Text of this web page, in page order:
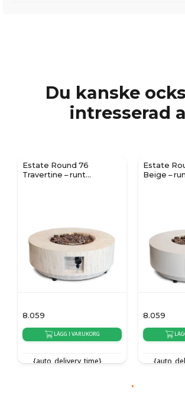
Du kanske
intresserad
Estate Round 76
Travertine – runt
8.059
LÄGG I VARUKORG
{auto_delivery_time}
Estate
Beige –
8.059